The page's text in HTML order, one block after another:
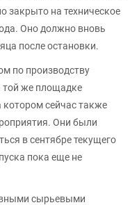
закрыто на техническое
Оно должно вновь
после остановки.
по производству
той же площадке
сейчас также
Они были
в сентябре текущего
пока еще не
сырьевыми